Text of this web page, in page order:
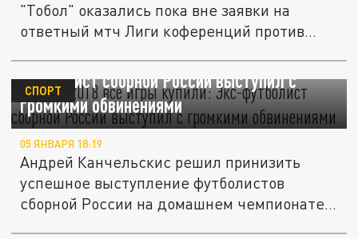
"Тобол" оказались пока вне заявки на
ответный мтч Лиги коференций против...
"На ЧМ-2018 все игры купили": Экс-
футболист сборной России выступил с
громкими обвинениями
СПОРТ
05 ЯНВАРЯ 18:19
Андрей Канчельскис решил принизить
успешное выступление футболистов
сборной России на домашнем чемпионате